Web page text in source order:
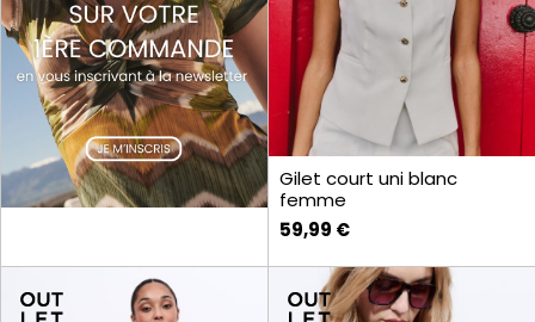
Gilet court uni blanc
femme
59,99 €